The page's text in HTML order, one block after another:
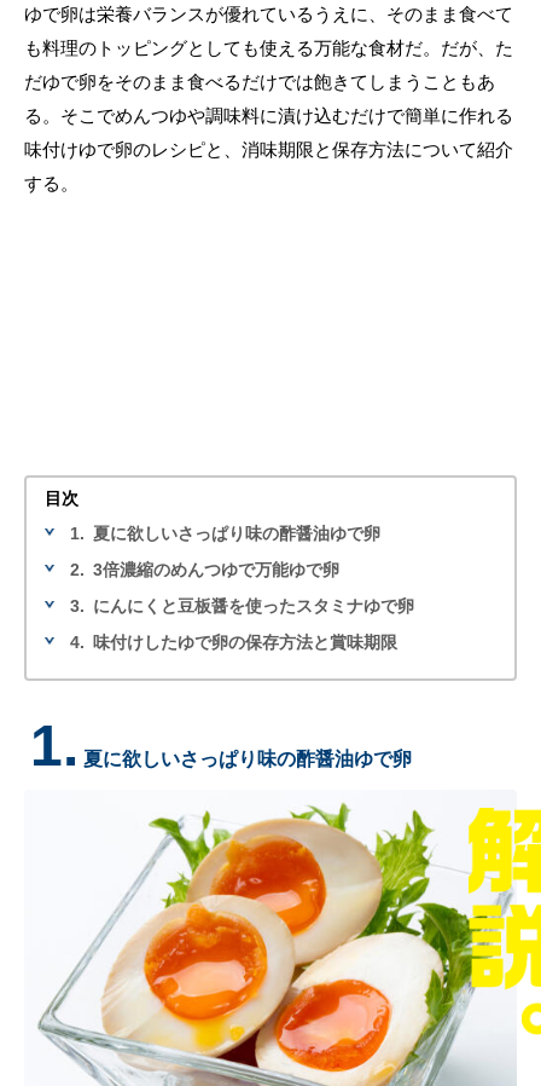
ゆで卵は栄養バランスが優れているうえに、そのまま食べて
も料理のトッピングとしても使える万能な食材だ。だが、た
だゆで卵をそのまま食べるだけでは飽きてしまうこともあ
る。そこでめんつゆや調味料に漬け込むだけで簡単に作れる
味付けゆで卵のレシピと、消味期限と保存方法について紹介
する。
目次
1. 夏に欲しいさっぱり味の酢醤油ゆで卵
2. 3倍濃縮のめんつゆで万能ゆで卵
3. にんにくと豆板醤を使ったスタミナゆで卵
4.
味付けしたゆで卵の保存方法と賞味期限
1. 夏に欲しいさっぱり味の酢醤油ゆで卵